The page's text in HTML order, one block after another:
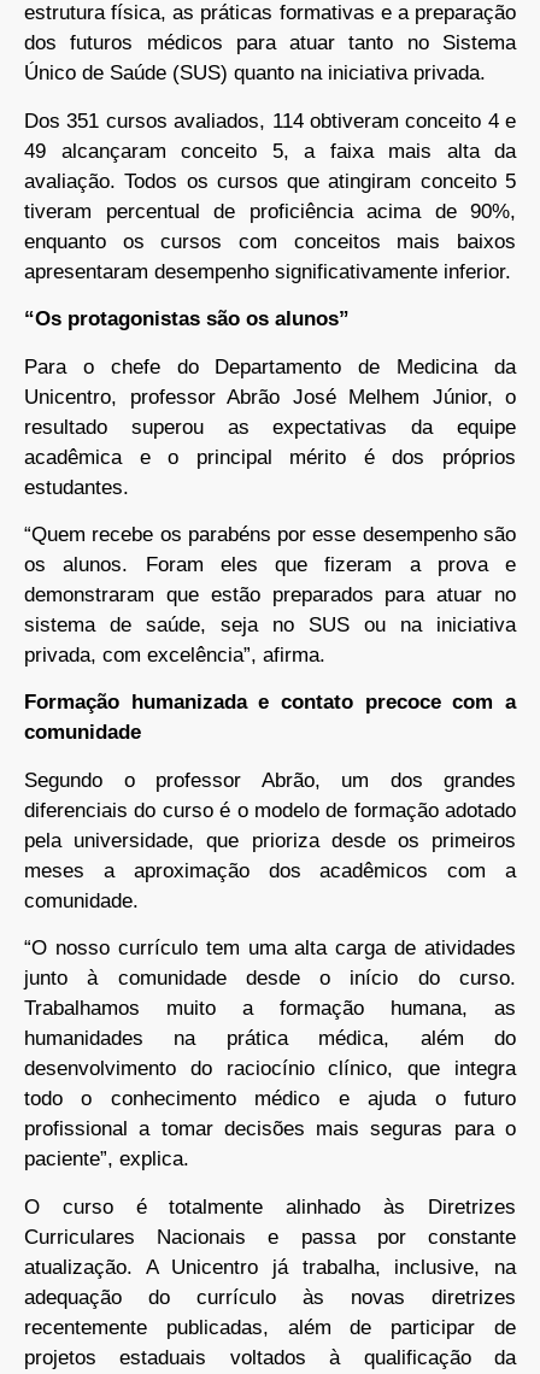
estrutura física, as práticas formativas e a preparação
dos futuros médicos para atuar tanto no Sistema
Único de Saúde (SUS) quanto na iniciativa privada.
Dos 351 cursos avaliados, 114 obtiveram conceito 4 e
49 alcançaram conceito 5, a faixa mais alta da
avaliação. Todos os cursos que atingiram conceito 5
tiveram percentual de proficiência acima de 90%,
enquanto os cursos com conceitos mais baixos
apresentaram desempenho significativamente inferior.
“Os protagonistas são os alunos”
Para o chefe do Departamento de Medicina da
Unicentro, professor Abrão José Melhem Júnior, o
resultado superou as expectativas da equipe
acadêmica e o principal mérito é dos próprios
estudantes.
“Quem recebe os parabéns por esse desempenho são
os alunos. Foram eles que fizeram a prova e
demonstraram que estão preparados para atuar no
sistema de saúde, seja no SUS ou na iniciativa
privada, com excelência”, afirma.
Formação humanizada e contato precoce com a
comunidade
Segundo o professor Abrão, um dos grandes
diferenciais do curso é o modelo de formação adotado
pela universidade, que prioriza desde os primeiros
meses a aproximação dos acadêmicos com a
comunidade.
“O nosso currículo tem uma alta carga de atividades
junto à comunidade desde o início do curso.
Trabalhamos muito a formação humana, as
humanidades na prática médica, além do
desenvolvimento do raciocínio clínico, que integra
todo o conhecimento médico e ajuda o futuro
profissional a tomar decisões mais seguras para o
paciente”, explica.
O curso é totalmente alinhado às Diretrizes
Curriculares Nacionais e passa por constante
atualização. A Unicentro já trabalha, inclusive, na
adequação do currículo às novas diretrizes
recentemente publicadas, além de participar de
projetos estaduais voltados à qualificação da